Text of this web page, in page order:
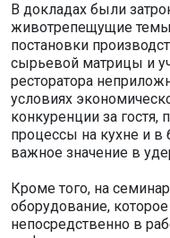
В докладах были
животрепещущие
постановки
сырьевой матрицы и
ресторатора
условиях
конкуренции за гостя,
процессы на кухне и в
важное значение в
Кроме того, на
оборудование,
непосредственно в